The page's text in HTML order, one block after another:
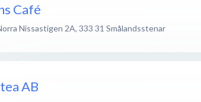
Café
Nissastigen 2A, 333 31 Smålandsstenar
AB